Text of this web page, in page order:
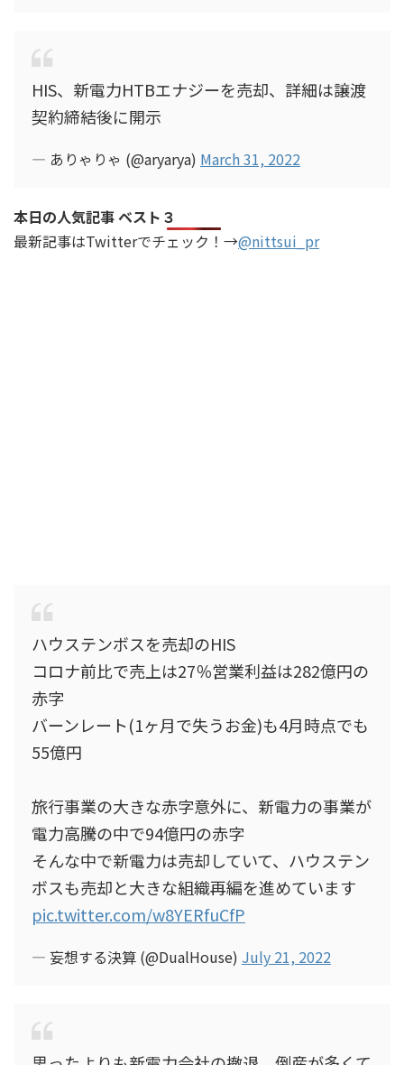
HIS、新電力HTBエナジーを売却、詳細は譲渡
契約締結後に開示
— ありゃりゃ (@aryarya) March 31, 2022
本日の人気記事 ベスト３
最新記事はTwitterでチェック！→@nittsui_pr
ハウステンボスを売却のHIS
コロナ前比で売上は27％営業利益は282億円の
赤字
バーンレート(1ヶ月で失うお金)も4月時点でも
55億円
旅行事業の大きな赤字意外に、新電力の事業が
電力高騰の中で94億円の赤字
そんな中で新電力は売却していて、ハウステン
ボスも売却と大きな組織再編を進めています
pic.twitter.com/w8YERfuCfP
— 妄想する決算 (@DualHouse) July 21, 2022